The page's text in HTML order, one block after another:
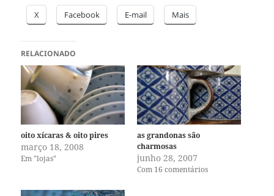
X Facebook E-mail Mais
RELACIONADO
oito xícaras & oito pires
março 18, 2008
Em "lojas"
as grandonas são
charmosas
junho 28, 2007
Com 16 comentários